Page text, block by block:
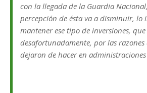
con la llegada de la Guardia
percepción de ésta va a disminuir, lo
mantener ese tipo de inversiones, que
desafortunadamente, por las razones
dejaron de hacer en